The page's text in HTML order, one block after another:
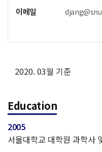
이메일
2020. 03월 기준
Education
2005
서울대학교 대학원 과학사